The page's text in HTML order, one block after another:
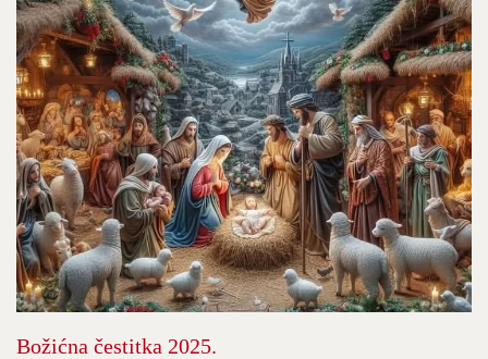
Božićna čestitka 2025.